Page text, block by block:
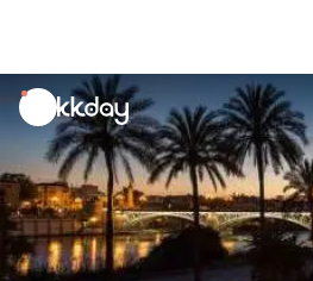
unread
notifications